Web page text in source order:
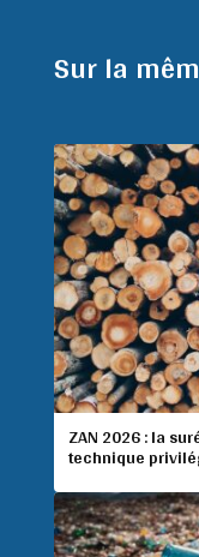
Sur la
ZAN 2026 : la
technique